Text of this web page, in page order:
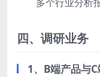
四、调研业务
1、B端产品与